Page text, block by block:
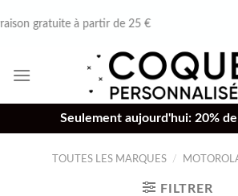
to
Commandez avant 16h,
Seulement aujourd'hui: 20%
TOUTES LES MARQUES /
FILTRER